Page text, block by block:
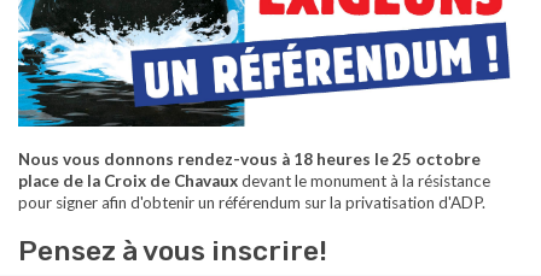
Nous vous donnons rendez-vous à 18 heures le 25 octobre
place de la Croix de Chavauxdevant le monument à la résistance
pour signer afin d'obtenir un référendum sur la privatisation d'ADP.
Pensez à vous inscrire!